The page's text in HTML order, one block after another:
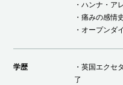
・ハンナ・ア
・痛みの感情史
・オープンダ
学歴
・英国エク
了